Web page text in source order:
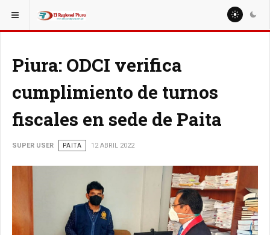
ESTÁ AQUÍ: REGIÓN PIURA
Piura: ODCI verifica
cumplimiento de turnos
fiscales en sede de Paita
SUPER USER PAITA 12 ABRIL 2022